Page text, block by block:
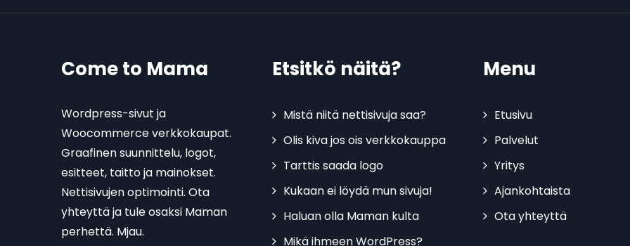
Come to Mama
Wordpress-sivut ja
Woocommerce verkkokaupat.
Graafinen suunnittelu, logot,
esitteet, taitto ja mainokset.
Nettisivujen optimointi. Ota
yhteyttä ja tule osaksi Maman
perhettä. Mjau.
Etsitkö näitä?
Mistä niitä nettisivuja saa?
Olis kiva jos ois verkkokauppa
Tarttis saada logo
Kukaan ei löydä mun sivuja!
Haluan olla Maman kulta
Mikä ihmeen WordPress?
Menu
Etusivu
Palvelut
Yritys
Ajankohtaista
Ota yhteyttä